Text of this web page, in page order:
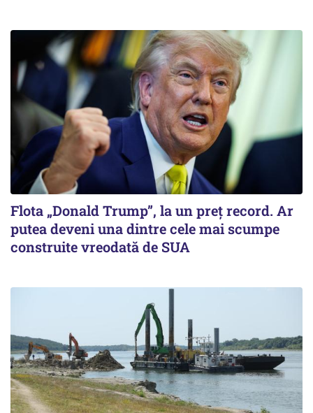
Flota „Donald Trump”, la un preț record. Ar
putea deveni una dintre cele mai scumpe
construite vreodată de SUA